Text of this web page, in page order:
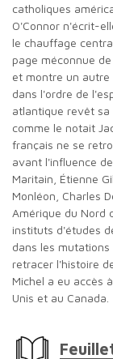
catholiques
O'Connor n'écrit-
le chauffage
page méconnue
et montre un
dans l'ordre de
atlantique revêt sa
comme le notait
français ne se
avant l'influence
Maritain, Étienne
Monléon, Charles
Amérique du Nord
instituts d'études
dans les
retracer l'histoire
Michel a eu accès
Unis et au Canada.